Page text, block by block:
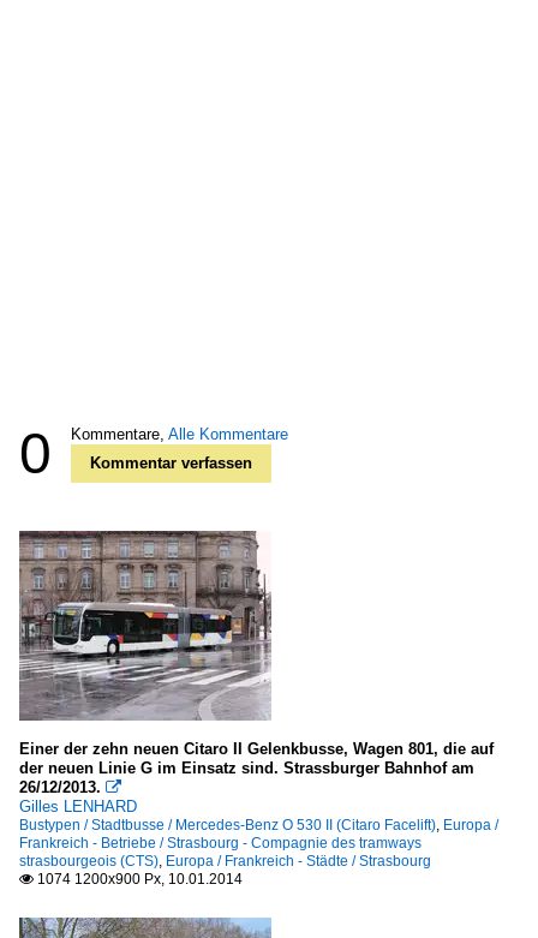
0 Kommentare, Alle Kommentare
Kommentar verfassen
Einer der zehn neuen Citaro II Gelenkbusse, Wagen 801, die auf
der neuen Linie G im Einsatz sind. Strassburger Bahnhof am
26/12/2013. 
Gilles LENHARD
Bustypen / Stadtbusse / Mercedes-Benz O 530 II (Citaro Facelift), Europa /
Frankreich - Betriebe / Strasbourg - Compagnie des tramways
strasbourgeois (CTS), Europa / Frankreich - Städte / Strasbourg
 1074 1200x900 Px, 10.01.2014